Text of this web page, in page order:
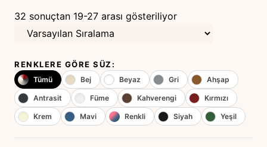
32 sonuçtan 19-27 arası gösteriliyor
RENKLERE GÖRE SÜZ:
Tümü Bej Beyaz Gri Ahşap
Antrasit Füme Kahverengi Kırmızı
Krem Mavi Renkli Siyah Yeşil